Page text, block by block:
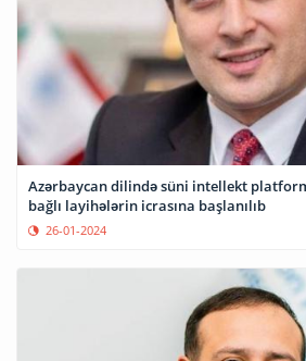
Azərbaycan dilində süni intellekt
bağlı layihələrin icrasına başlanılıb
26-01-2024